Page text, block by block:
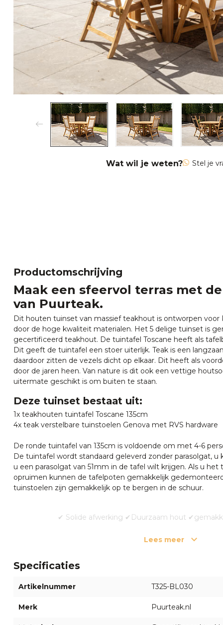
Wat wil je weten? Stel je
Productomschrijving
Maak een sfeervol terras met
van Puurteak.
Dit houten tuinset van massief teakhout is ontworpen
door de hoge kwaliteit materialen. Het 5 delige tuinset is
gecertificeerd teakhout. De tuintafel Toscane heeft als
Dit geeft de tuintafel een stoer uiterlijk. Teak is een
daardoor zitten de vezels dicht op elkaar. Dit heeft als
door de jaren heen. Van nature is dit ook een vettige
uitermate geschikt is om buiten te staan.
Deze tuinset bestaat uit:
1x teakhouten tuintafel Toscane 135cm
4x teak verstelbare tuinstoelen Genova met RVS hardware
De ronde tuintafel van 135cm is voldoende om met 4-6
De tuintafel wordt standaard geleverd zonder parasolgat,
u een parasolgat van 51mm in de tafel wilt krijgen. Als u
opruimen kunnen de tafelpoten gemakkelijk
tuinstoelen zijn gemakkelijk op te bergen in de schuur.
✔ Solide afwerking ✔Duurzaam hout
Deze teak tuintafel los bestellen?
Of wilt u extra stapelbare teak tuinstoelen bijbestellen?
Onderhoud
De teakhouten tuinmeubelen worden gemaakt van A-
Lees meer
Specificaties
Artikelnummer T325-BL030
Merk Puurteak.nl